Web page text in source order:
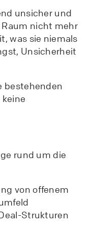
unsicher und
nicht mehr
was sie niemals
Unsicherheit
bestehenden
rund um die
von offenem
Strukturen